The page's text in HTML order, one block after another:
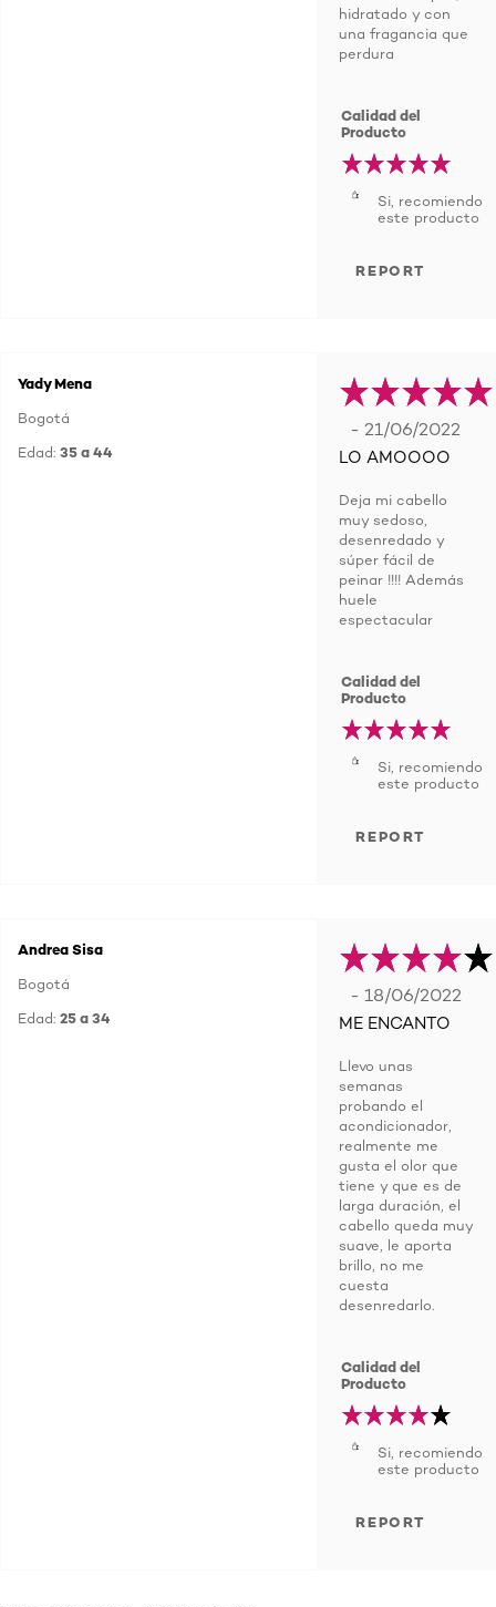
hidratado y con
una fragancia que
perdura
Calidad del
Producto
Si, recomiendo
este producto
REPORT
Yady Mena
Bogotá
Edad: 35 a 44
- 21/06/2022
LO AMOOOO
Deja mi cabello
muy sedoso,
desenredado y
súper fácil de
peinar !!!! Además
huele
espectacular
Calidad del
Producto
Si, recomiendo
este producto
REPORT
Andrea Sisa
Bogotá
Edad: 25 a 34
- 18/06/2022
ME ENCANTO
Llevo unas
semanas
probando el
acondicionador,
realmente me
gusta el olor que
tiene y que es de
larga duración, el
cabello queda muy
suave, le aporta
brillo, no me
cuesta
desenredarlo.
Calidad del
Producto
Si, recomiendo
este producto
REPORT